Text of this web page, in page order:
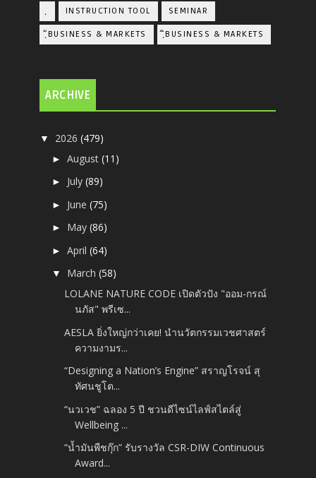
INSTRUCTION TOOL SEMINAR
ฺัBUSINESS & MARKETS ฺิBUSINESS & MARKETS
ARCHIVE
▼ 2026(479)
►August(11)
► July(89)
► June(75)
► May(86)
►April(64)
▼ March(58)
LOLANE NATURE CODE เปิดตัวปัง "ออม-กรณ์
นภัส" พรีเซ...
AESLA ยิ่งใหญ่กว่าเคย! นำนวัตกรรมเวชศาสตร์
ความงามร...
“Designing a Nation’s Engine” สราญโรจน์ สุ
ทัศนชูโต...
“นวเวช” ฉลอง 5 ปี ชวนดีไซน์ไลฟ์สไตล์สู่
Wellbeing ...
“น้ำมันพืชกุ๊ก” รับรางวัล CSR-DIW Continuous
Award...